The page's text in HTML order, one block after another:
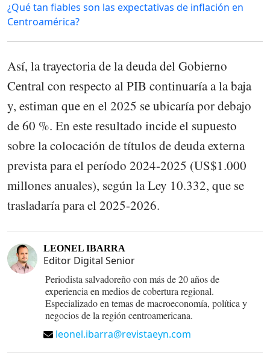
¿Qué tan fiables son las expectativas de inflación en
Centroamérica?
Así, la trayectoria de la deuda del Gobierno
Central con respecto al PIB continuaría a la baja
y, estiman que en el 2025 se ubicaría por debajo
de 60 %. En este resultado incide el supuesto
sobre la colocación de títulos de deuda externa
prevista para el período 2024-2025 (US$1.000
millones anuales), según la Ley 10.332, que se
trasladaría para el 2025-2026.
LEONEL IBARRA
Editor Digital Senior
Periodista salvadoreño con más de 20 años de
experiencia en medios de cobertura regional.
Especializado en temas de macroeconomía, política y
negocios de la región centroamericana.
leonel.ibarra@revistaeyn.com